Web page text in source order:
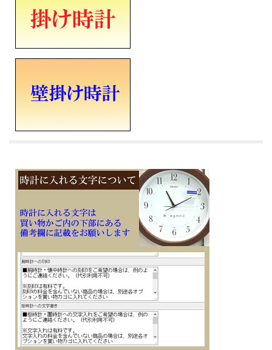
■アルカリ単三乾電池×６個
■流れるような動きの連続秒針
会社 永年勤続 周年記念 皆勤 栄転 定年 退職 竣工 落成記念 記念品 開店祝い 開院
開業 誕生日 入学 成人 卒業 結婚式 引き出物 ご結婚記念 ご出産祝い 金婚 ご成約記
※文字はカート内の備考欄に記載ください